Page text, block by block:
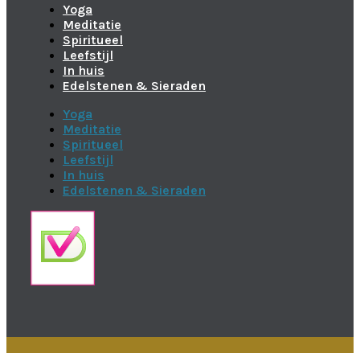
Yoga
Meditatie
Spiritueel
Leefstijl
In huis
Edelstenen & Sieraden
Yoga
Meditatie
Spiritueel
Leefstijl
In huis
Edelstenen & Sieraden